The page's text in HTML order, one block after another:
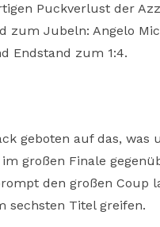
Puckverlust der
zum Jubeln: Angelo
Endstand zum 1:4.
geboten auf das, was
großen Finale
den großen Coup
sechsten Titel greifen.